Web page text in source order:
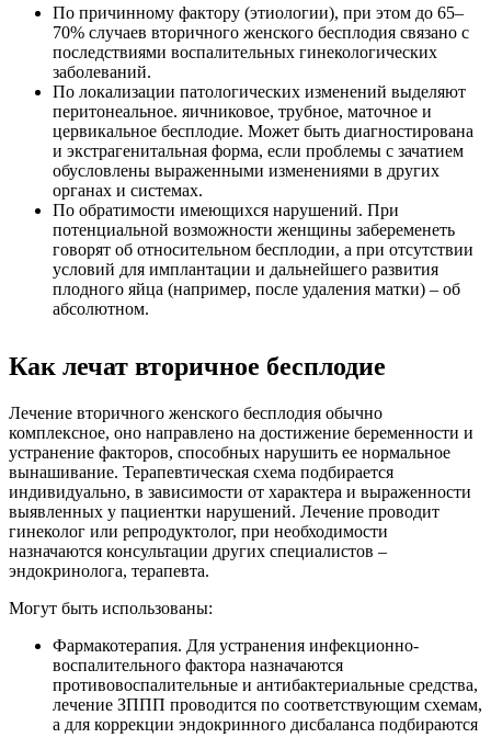
По причинному фактору (этиологии), при этом до 65–
70% случаев вторичного женского бесплодия связано с
последствиями воспалительных гинекологических
заболеваний.
По локализации патологических изменений выделяют
перитонеальное. яичниковое, трубное, маточное и
цервикальное бесплодие. Может быть диагностирована
и экстрагенитальная форма, если проблемы с зачатием
обусловлены выраженными изменениями в других
органах и системах.
По обратимости имеющихся нарушений. При
потенциальной возможности женщины забеременеть
говорят об относительном бесплодии, а при отсутствии
условий для имплантации и дальнейшего развития
плодного яйца (например, после удаления матки) – об
абсолютном.
Как лечат вторичное бесплодие
Лечение вторичного женского бесплодия обычно
комплексное, оно направлено на достижение беременности и
устранение факторов, способных нарушить ее нормальное
вынашивание. Терапевтическая схема подбирается
индивидуально, в зависимости от характера и выраженности
выявленных у пациентки нарушений. Лечение проводит
гинеколог или репродуктолог, при необходимости
назначаются консультации других специалистов –
эндокринолога, терапевта.
Могут быть использованы:
Фармакотерапия. Для устранения инфекционно-
воспалительного фактора назначаются
противовоспалительные и антибактериальные средства,
лечение ЗППП проводится по соответствующим схемам,
а для коррекции эндокринного дисбаланса подбираются